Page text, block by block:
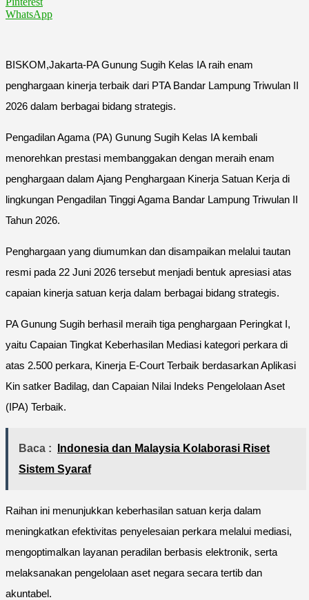
WhatsApp
BISKOM,Jakarta-PA Gunung Sugih Kelas IA raih enam
penghargaan kinerja terbaik dari PTA Bandar Lampung Triwulan II
2026 dalam berbagai bidang strategis.
Pengadilan Agama (PA) Gunung Sugih Kelas IA kembali
menorehkan prestasi membanggakan dengan meraih enam
penghargaan dalam Ajang Penghargaan Kinerja Satuan Kerja di
lingkungan Pengadilan Tinggi Agama Bandar Lampung Triwulan II
Tahun 2026.
Penghargaan yang diumumkan dan disampaikan melalui tautan
resmi pada 22 Juni 2026 tersebut menjadi bentuk apresiasi atas
capaian kinerja satuan kerja dalam berbagai bidang strategis.
PA Gunung Sugih berhasil meraih tiga penghargaan Peringkat I,
yaitu Capaian Tingkat Keberhasilan Mediasi kategori perkara di
atas 2.500 perkara, Kinerja E-Court Terbaik berdasarkan Aplikasi
Kin satker Badilag, dan Capaian Nilai Indeks Pengelolaan Aset
(IPA) Terbaik.
Baca :
Indonesia dan Malaysia Kolaborasi Riset
Sistem Syaraf
Raihan ini menunjukkan keberhasilan satuan kerja dalam
meningkatkan efektivitas penyelesaian perkara melalui mediasi,
mengoptimalkan layanan peradilan berbasis elektronik, serta
melaksanakan pengelolaan aset negara secara tertib dan
akuntabel.